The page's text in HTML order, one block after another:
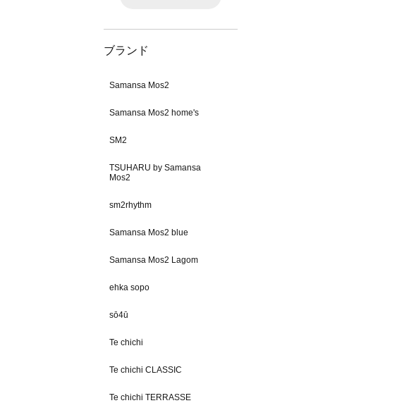
ブランド
Samansa Mos2
Samansa Mos2 home's
SM2
TSUHARU by Samansa
Mos2
sm2rhythm
Samansa Mos2 blue
Samansa Mos2 Lagom
ehka sopo
sō4ū
Te chichi
Te chichi CLASSIC
Te chichi TERRASSE